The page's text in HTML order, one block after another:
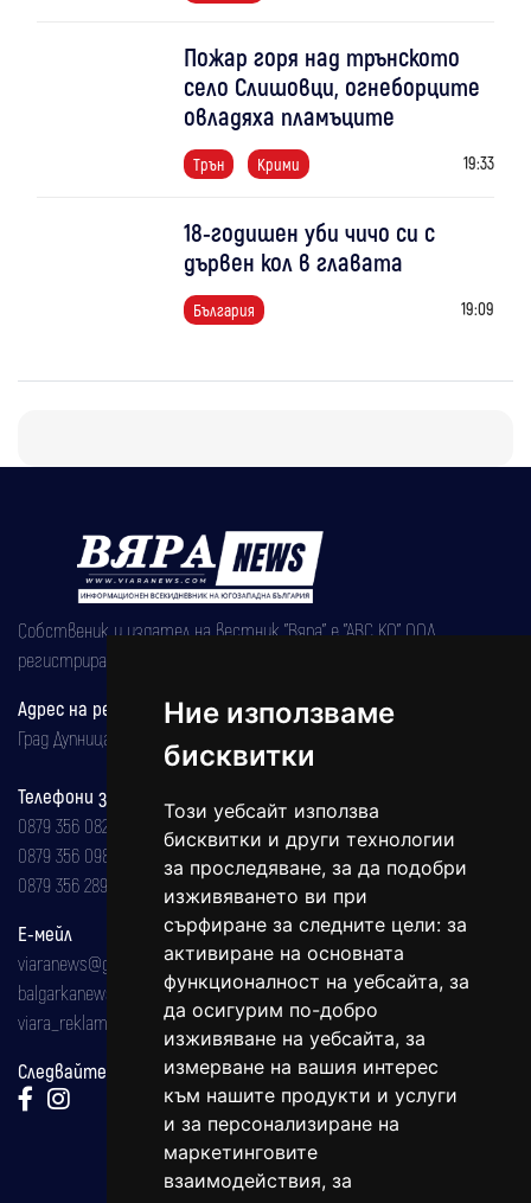
Ние използваме
бисквитки
Този уебсайт използва
бисквитки и други технологии
за проследяване, за да подобри
изживяването ви при
сърфиране за следните цели: за
активиране на основната
функционалност на уебсайта, за
да осигурим по-добро
изживяване на уебсайта, за
измерване на вашия интерес
към нашите продукти и услуги
и за персонализиране на
маркетинговите
взаимодействия, за
Пожар горя над трънското
село Слишовци, огнеборците
овладяха пламъците
Трън Крими 19:33
18-годишен уби чичо си с
дървен кол в главата
България 19:09
Собственик и издател на вестник "Вяра" е "АВС КО" ООД,
регистрирана на 08.05.2002 година.
Адрес на редакцията
Град Дупница, ул.''Христо Ботев" 43
Телефони за реклама и абонаменти
0879 356 082
0879 356 098
0879 356 289
Е-мейл
viaranews@gmail.com
balgarkanews@gmail.com
viara_reklama@mail.bg
Следвайте ни: